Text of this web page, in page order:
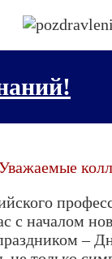
с началом
–